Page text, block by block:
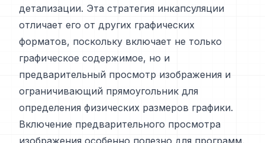
детализации. Эта стратегия инкапсуляции
отличает его от других графических
форматов, поскольку включает не только
графическое содержимое, но и
предварительный просмотр изображения и
ограничивающий прямоугольник для
определения физических размеров графики.
Включение предварительного просмотра
изображения особенно полезно для программ,